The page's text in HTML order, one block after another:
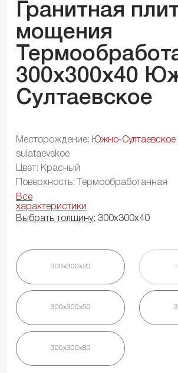
Гранитная
мощения
300x300x40
Султаевское
Месторождение: Южно-Султаевское
sulataevskoe
Цвет: Красный
Поверхность: Термообработанная
Все
характеристики
Выбрать толщину: 300х300х40
300х300х20
300х300х50
300х300х80